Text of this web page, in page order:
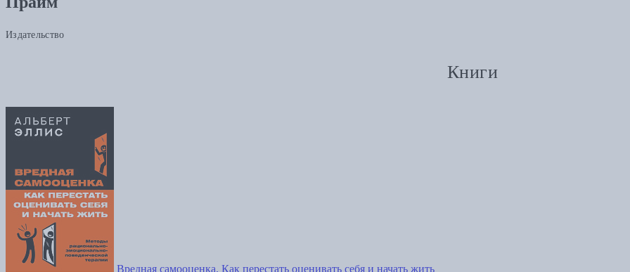
Издательство
Книги
Вредная самооценка. Как перестать оценивать себя и начать жить